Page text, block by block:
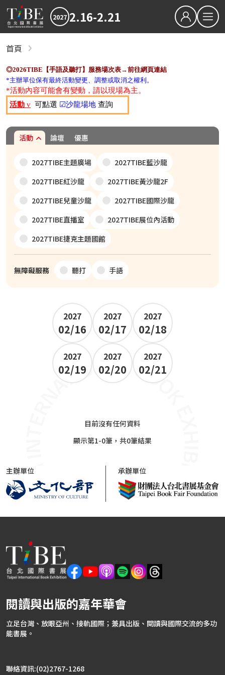
2027 2.16-2.21
關於TiBE
關於台北國際書展
最新消息
下載專區
2026TIBE線上書展
首頁
◎2026TIBE【手語及聽打】服務場次表→前往網頁連結
*主辦單位保有最終活動變更、調整或取消之權利。
*活動內容可能會有變動，請以現場為主。
活動 v 可點選 ☑沙龍場地 查詢
活動 論壇 優惠
2027TIBE主題廣場
2027TIBE藍沙龍
2027TIBE紅沙龍
2027TIBE黃沙龍2F
2027TIBE兒童沙龍
2027TIBE國際沙龍
2027TIBE直播室
2027TIBE展位內活動
2027TIBE捷克主題國館
無障礙服務 聽打 手語
2027
02/16
2027
02/17
2027
02/18
2027
02/19
2027
02/20
2027
02/21
目前沒有任何資料
顯示第1-0筆，共0筆結果
主辦單位 承辦單位
閱讀與出版的嘉年華會
立足台灣、放眼亞州、接軌國際；兼具出版、閱讀與國際交流的多功
能書展。
聯絡資訊:(02)2767-1268